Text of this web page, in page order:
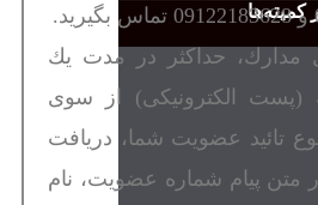
کمیته‌ها
مدارك، حداكثر در مدت يك
(پست الکترونیکی) از سوی
تائيد عضويت شما، دریافت
متن پیام شماره عضويت، نام